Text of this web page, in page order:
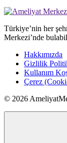
Türkiye’nin her
Merkezi’nde
Hakkımızda
Gizlilik
Kullanım
Çerez
© 2026